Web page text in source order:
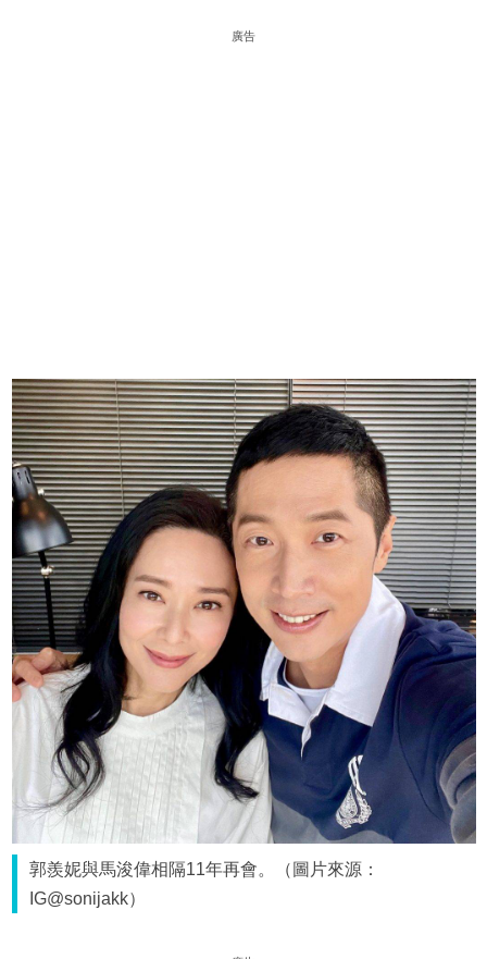
廣告
郭羨妮與馬浚偉相隔11年再會。（圖片來源：
IG@sonijakk）